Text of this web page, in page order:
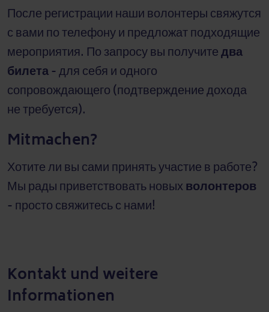
После регистрации наши волонтеры свяжутся
с вами по телефону и предложат подходящие
мероприятия. По запросу вы получитедва
билета- для себя и одного
сопровождающего (подтверждение дохода
не требуется).
Mitmachen?
Хотите ли вы сами принять участие в работе?
Мы рады приветствовать новыхволонтеров
- просто свяжитесь с нами!
Kontakt und weitere
Informationen